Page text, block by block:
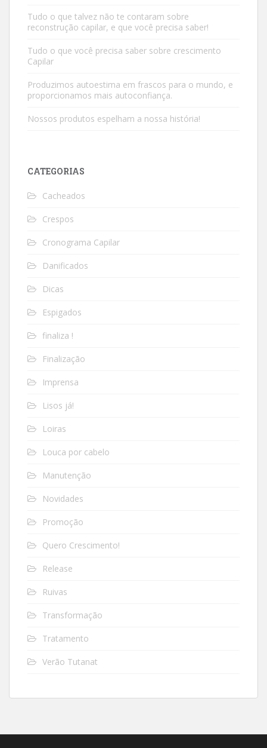
Tudo o que talvez não te contaram sobre
reconstrução capilar, e que você precisa saber!
Tudo o que você precisa saber sobre crescimento
Capilar
Produzimos autoestima em frascos para o mundo, e
proporcionamos mais autoconfiança.
Nossos produtos espelham a nossa história!
CATEGORIAS
Cacheados
Crespos
Cronograma Capilar
Danificados
Dicas
Espigados
finaliza !
Finalização
Imprensa
Lisos já!
Loiras
Louca por cabelo
Manutenção
Novidades
Promoção
Quero Crescimento!
Release
Ruivas
Transformação
Tratamento
Verão Tutanat